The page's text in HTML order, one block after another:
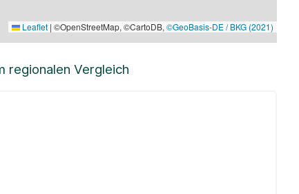
Leaflet | ©OpenStreetMap, ©CartoDB, ©GeoBasis-DE / BKG (2021)
regionalen Vergleich